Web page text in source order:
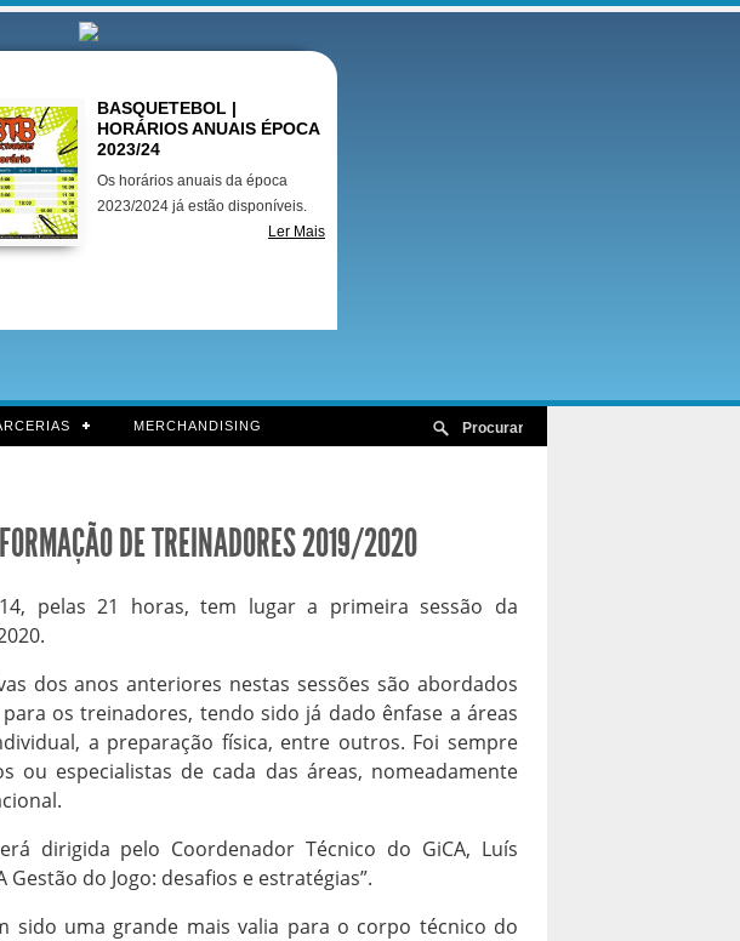
BASQUETEBOL |
HORÁRIOS ANUAIS ÉPOCA
2023/24
Os horários anuais da época
2023/2024 já estão disponíveis.
Ler Mais
MERCHANDISING
DE TREINADORES 2019/2020
pelas 21 horas, tem lugar a primeira sessão da
dos anos anteriores nestas sessões são abordados
os treinadores, tendo sido já dado ênfase a áreas
a preparação física, entre outros. Foi sempre
ou especialistas de cada das áreas, nomeadamente
dirigida pelo Coordenador Técnico do GiCA, Luís
do Jogo: desafios e estratégias”.
sido uma grande mais valia para o corpo técnico do